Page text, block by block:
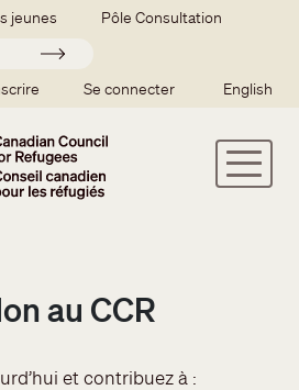
jeunes Pôle Consultation
Soumettre
user menu
Se connecter English
au CCR
et contribuez à :